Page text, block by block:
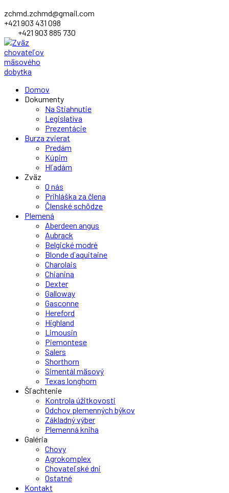
zchmd.zchmd@gmail.com
+421 903 431 098
+421 903 885 730
ProfileDomov
Dokumenty
Na Stiahnutie
Legislatíva
Prezentácie
Burza zvierat
Predám
Kúpim
Hľadám
Zväz
O nás
Prihláška za člena
Členské schôdze
Plemená
Aberdeen angus
Aubrack
Belgické modré
Blonde d´aquitaine
Charolais
Chianina
Dexter
Galloway
Gasconne
Hereford
Highland
Limousin
Piemontese
Salers
Shorthorn
Simentál mäsový
Texas longhorn
Šľachtenie
Kontrola úžitkovosti
Odchov plemenných býkov
Základný výber
Plemenná kniha
Galéria
Chovy
Agrokomplex
Chovateľské dni
Ostatné
Kontakt